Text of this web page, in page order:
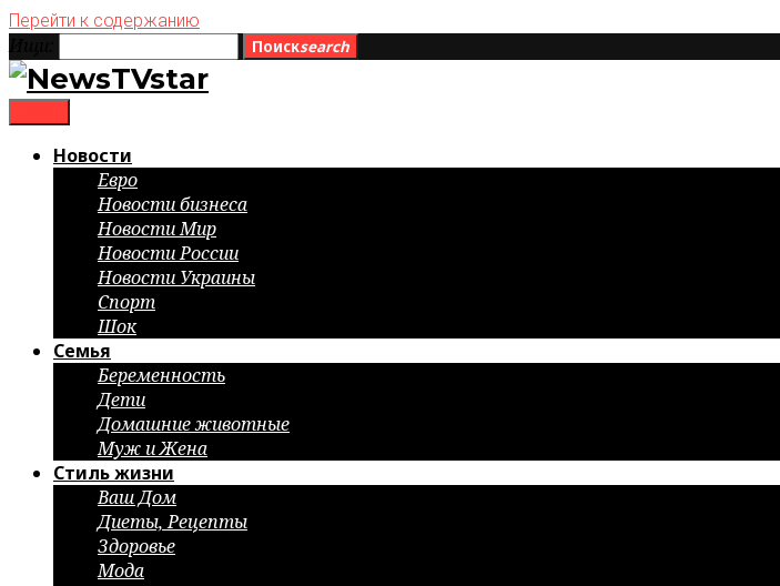
Перейти к содержанию
Поискsearch
Новости
Евро
Новости бизнеса
Новости Мир
Новости России
Новости Украины
Спорт
Шок
Семья
Беременность
Дети
Домашние животные
Муж и Жена
Стиль жизни
Ваш Дом
Диеты, Рецепты
Здоровье
Мода